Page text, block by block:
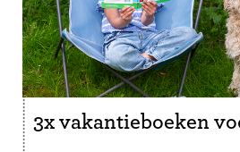
3x vakantieboeken